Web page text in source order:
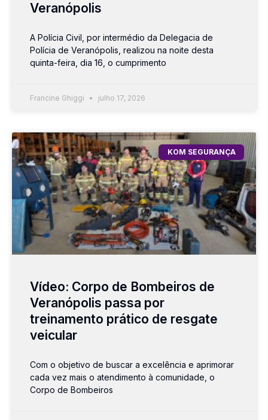
Veranópolis
A Polícia Civil, por intermédio da Delegacia de
Polícia de Veranópolis, realizou na noite desta
quinta-feira, dia 16, o cumprimento
Francine Ghiggi julho 17, 2026
KOM SEGURANÇA
Vídeo: Corpo de Bombeiros de
Veranópolis passa por
treinamento prático de resgate
veicular
Com o objetivo de buscar a excelência e aprimorar
cada vez mais o atendimento à comunidade, o
Corpo de Bombeiros